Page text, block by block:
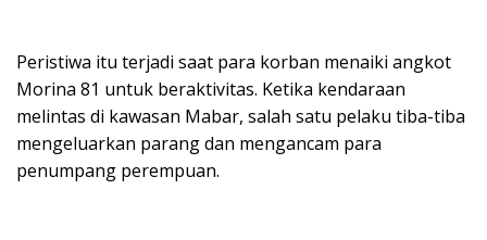
Peristiwa itu terjadi saat para korban menaiki angkot
Morina 81 untuk beraktivitas. Ketika kendaraan
melintas di kawasan Mabar, salah satu pelaku tiba-tiba
mengeluarkan parang dan mengancam para
penumpang perempuan.